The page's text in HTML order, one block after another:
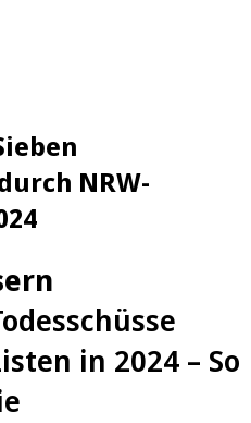
NRW-
in 2024 – So